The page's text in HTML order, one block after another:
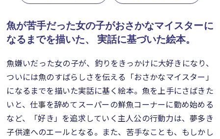
魚が苦手だった女の子がおさかなマイスターに
なるまでを描いた、
実話に基づいた絵本。
魚嫌いだった女の子が、釣りをきっかけに大好きになり、
ついには魚のすばらしさを伝える「おさかなマイスター」
になるまでを描いた実話に基く絵本。魚を上手にさばきた
いと、仕事を辞めてスーパーの鮮魚コーナーに勤め始める
など、「好き」を追求していく主人公の行動力は、夢多き
子供達へのエールとなる。また、苦手なことも、もしかし